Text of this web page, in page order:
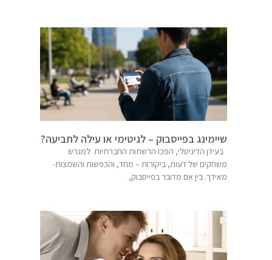
שיימינג בפייסבוק – לגיטימי או עילה לתביעה?
בעידן הדיגיטלי, הפכו הרשתות החברתיות למגרש
משחקים של דעות, ביקורות – מחד, והכפשות והשמצות-
מאידך. בין אם מדובר בפייסבוק,